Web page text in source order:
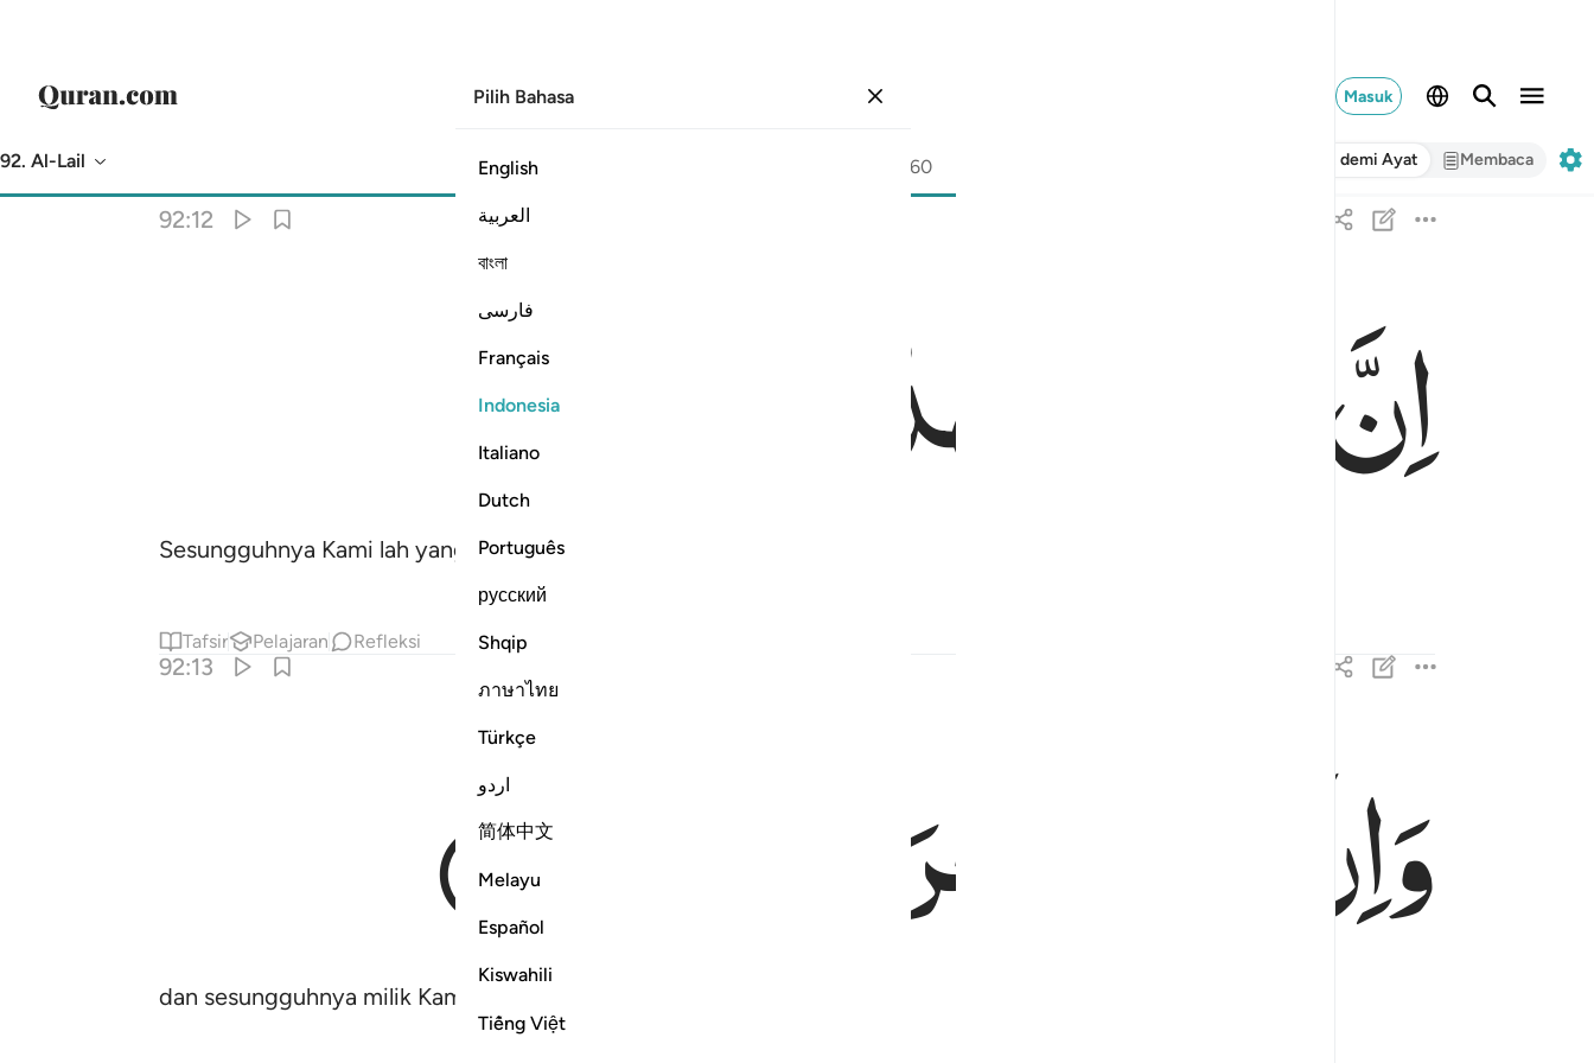
Masuk
Pilih Bahasa
English
العربية
বাংলা
فارسی
Français
Indonesia
Italiano
Dutch
Português
русский
Shqip
ภาษาไทย
Türkçe
اردو
简体中文
Melayu
Español
Kiswahili
Tiếng Việt
92. Al-Lail 60 Ayat demi Ayat Membaca
Terjemahan
92:12
إِنَّ عَلَيْنَا لَلْهُدَىٰ ١٢
اِنَّ لَلْهُدٰی Sesungguhnya Kami lah yang memberi petunjuk,
Tafsir Pelajaran Refleksi
92:13
وَإِنَّ لَنَا لَلْـَٔاخِرَةَ وَٱلْأُولَىٰ ١٣
وَاِنَّ لَلْاٰخِرَةَ وَالْاُوْلٰی۟
dan sesungguhnya milik Kami lah akhirat dan dunia.